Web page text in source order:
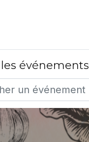
événements